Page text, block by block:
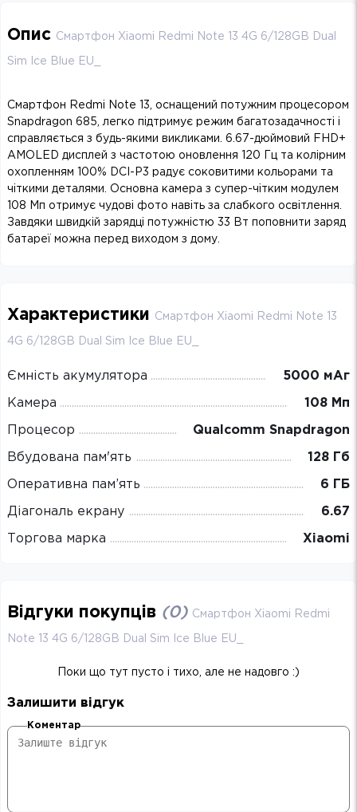
Опис Смартфон Xiaomi Redmi Note 13 4G 6/128GB Dual
Sim Ice Blue EU_
Смартфон Redmi Note 13, оснащений потужним процесором
Snapdragon 685, легко підтримує режим багатозадачності і
справляється з будь-якими викликами. 6.67-дюймовий FHD+
AMOLED дисплей з частотою оновлення 120 Гц та колірним
охопленням 100% DCI-P3 радує соковитими кольорами та
чіткими деталями. Основна камера з супер-чітким модулем
108 Мп отримує чудові фото навіть за слабкого освітлення.
Завдяки швидкій зарядці потужністю 33 Вт поповнити заряд
батареї можна перед виходом з дому.
Характеристики Смартфон Xiaomi Redmi Note 13
4G 6/128GB Dual Sim Ice Blue EU_
Ємність акумулятора 5000 мАг
Камера 108 Мп
Процесор Qualcomm Snapdragon
Вбудована пам'ять 128 Гб
Оперативна пам’ять 6 ГБ
Діагональ екрану 6.67
Торгова марка Xiaomi
Відгуки покупців (0) Смартфон Xiaomi Redmi
Note 13 4G 6/128GB Dual Sim Ice Blue EU_
Поки що тут пусто і тихо, але не надовго :)
Залишити відгук
Коментар